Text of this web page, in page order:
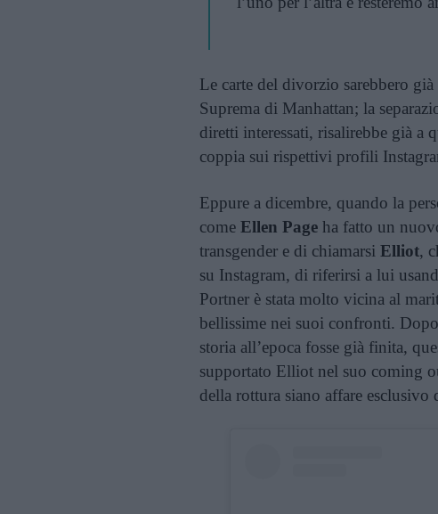
Le carte del divorzio sarebbero
Suprema di Manhattan; la
diretti interessati, risalirebbe già a
coppia sui rispettivi profili
Eppure a dicembre, quando la
come Ellen Page ha fatto un
transgender e di chiamarsi Elliot,
su Instagram, di riferirsi a lui
Portner è stata molto vicina al
bellissime nei suoi confronti.
storia all’epoca fosse già finita,
supportato Elliot nel suo coming
della rottura siano affare esclusivo